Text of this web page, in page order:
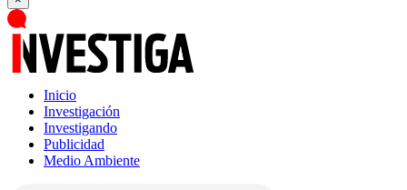
Inicio
Investigación
Investigando
Publicidad
Medio Ambiente